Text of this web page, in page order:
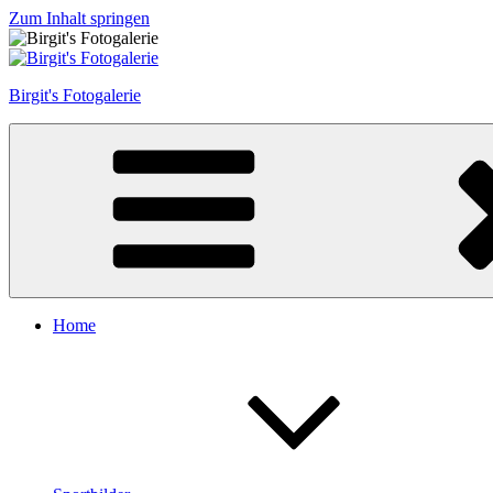
Zum Inhalt springen
Birgit's Fotogalerie
Home